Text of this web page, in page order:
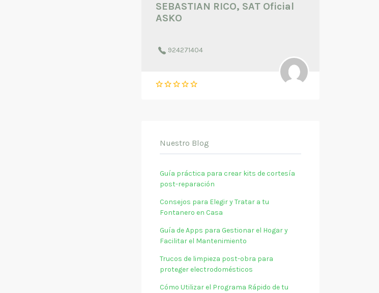
SEBASTIAN RICO, SAT Oficial
ASKO
924271404
Nuestro Blog
Guía práctica para crear kits de cortesía
post-reparación
Consejos para Elegir y Tratar a tu
Fontanero en Casa
Guía de Apps para Gestionar el Hogar y
Facilitar el Mantenimiento
Trucos de limpieza post-obra para
proteger electrodomésticos
Cómo Utilizar el Programa Rápido de tu